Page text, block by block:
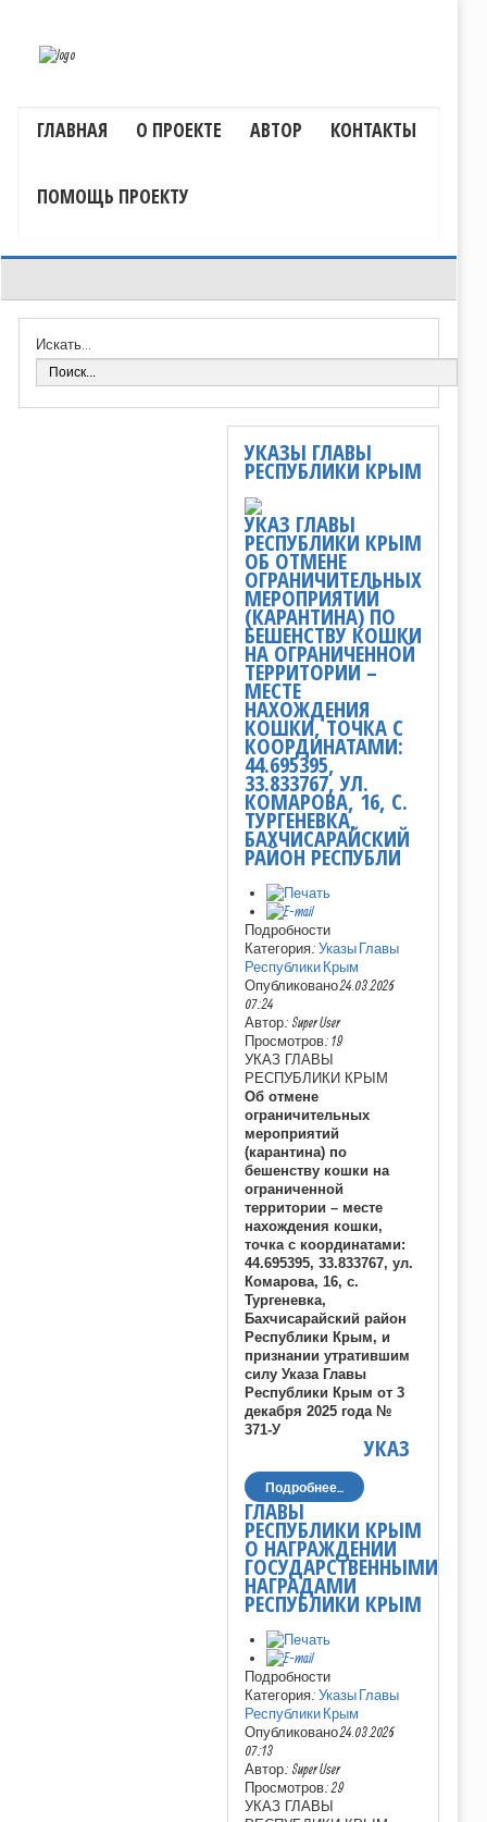
ГЛАВНАЯ О ПРОЕКТЕ АВТОР КОНТАКТЫ
ПОМОЩЬ ПРОЕКТУ
Искать...
УКАЗЫ ГЛАВЫ
РЕСПУБЛИКИ КРЫМ
УКАЗ ГЛАВЫ
РЕСПУБЛИКИ КРЫМ
ОБ ОТМЕНЕ
ОГРАНИЧИТЕЛЬНЫХ
МЕРОПРИЯТИЙ
(КАРАНТИНА) ПО
БЕШЕНСТВУ КОШКИ
НА ОГРАНИЧЕННОЙ
ТЕРРИТОРИИ –
МЕСТЕ
НАХОЖДЕНИЯ
КОШКИ, ТОЧКА С
КООРДИНАТАМИ:
44.695395,
33.833767, УЛ.
КОМАРОВА, 16, С.
ТУРГЕНЕВКА,
БАХЧИСАРАЙСКИЙ
РАЙОН РЕСПУБЛИ
Подробности
Категория: Указы Главы
Республики Крым
Опубликовано 24.03.2026
07:24
Автор: Super User
Просмотров: 19
УКАЗ ГЛАВЫ
РЕСПУБЛИКИ КРЫМ
Об отмене
ограничительных
мероприятий
(карантина) по
бешенству кошки на
ограниченной
территории – месте
нахождения кошки,
точка с координатами:
44.695395, 33.833767, ул.
Комарова, 16, с.
Тургеневка,
Бахчисарайский район
Республики Крым, и
признании утратившим
силу Указа Главы
Республики Крым от 3
декабря 2025 года №
371-У
Подробнее...
УКАЗ
ГЛАВЫ
РЕСПУБЛИКИ КРЫМ
О НАГРАЖДЕНИИ
ГОСУДАРСТВЕННЫМИ
НАГРАДАМИ
РЕСПУБЛИКИ КРЫМ
Подробности
Категория: Указы Главы
Республики Крым
Опубликовано 24.03.2026
07:13
Автор: Super User
Просмотров: 29
УКАЗ ГЛАВЫ